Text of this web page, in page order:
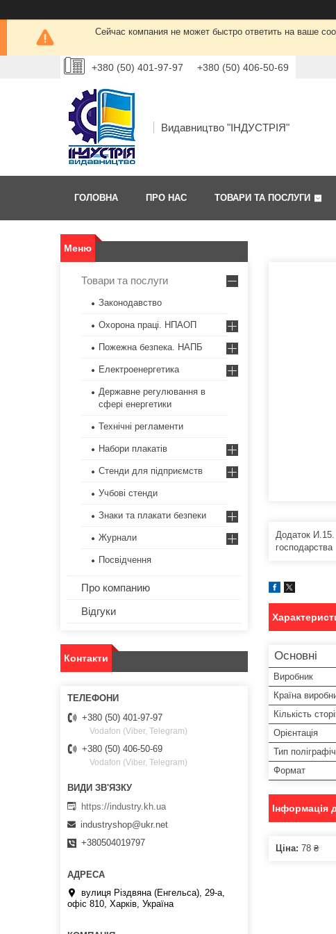
Сейчас компания не может быстро ответить на ваше
+380 (50) 401-97-97 +380 (50) 406-50-69
Видавництво "ІНДУСТРІЯ"
ГОЛОВНА ПРО НАС ТОВАРИ ТА ПОСЛУГИ
Додаток И.15.
господарства
Основні
Виробник
Країна
Кількість
Орієнтація
Тип
Формат
Інформація
Ціна: 78 ₴
Товари та послуги
Законодавство
Охорона праці. НПАОП
Пожежна безпека. НАПБ
Електроенергетика
Державне регулювання в
сфері енергетики
Технічні регламенти
Набори плакатів
Стенди для підприємств
Учбові стенди
Знаки та плакати безпеки
Журнали
Посвідчення
Про компанию
Відгуки
Контакти
+380 (50) 401-97-97
Vodafon (Viber, Telegram)
+380 (50) 406-50-69
Vodafon (Viber, Telegram)
https://industry.kh.ua
industryshop@ukr.net
+380504019797
вулиця Різдвяна (Енгельса), 29-а,
офіс 810, Харків, Україна